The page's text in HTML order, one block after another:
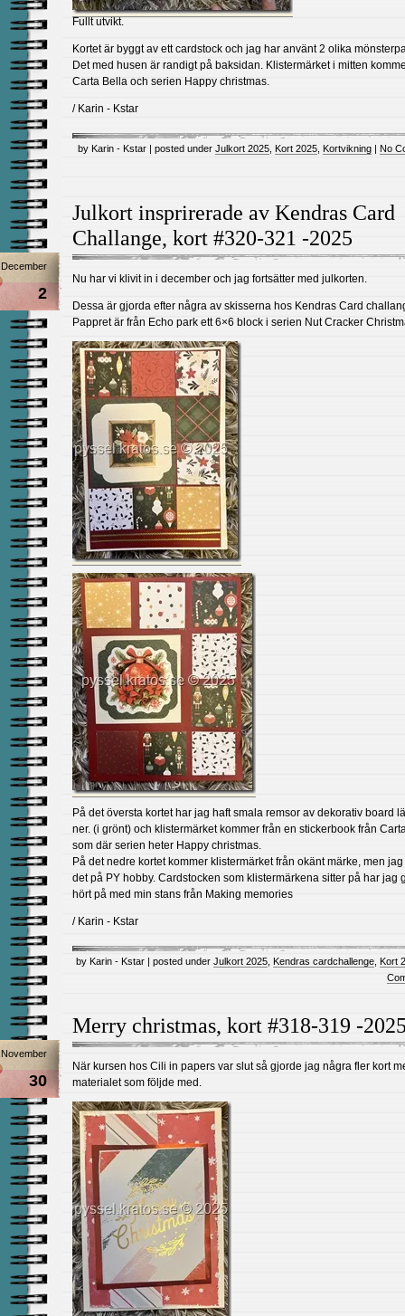
Fullt utvikt.
Kortet är byggt av ett cardstock och jag har använt 2 olika
Det med husen är randigt på baksidan. Klistermärket i mitten
Carta Bella och serien Happy christmas.
/ Karin - Kstar
by Karin - Kstar | posted under Julkort 2025 Kort 2025 Kortvikning | No
Julkort insprirerade av Kendras Card
Challange, kort #320-321 -2025
December
2
Nu har vi klivit in i december och jag fortsätter med julkorten.
Dessa är gjorda efter några av skisserna hos Kendras Card
Pappret är från Echo park ett 6×6 block i serien Nut Cracker
På det översta kortet har jag haft smala remsor av dekorativ board
ner. (i grönt) och klistermärket kommer från en stickerbook från
som där serien heter Happy christmas.
På det nedre kortet kommer klistermärket från okänt märke, men
det på PY hobby. Cardstocken som klistermärkena sitter på har jag
hört på med min stans från Making memories
/ Karin - Kstar
by Karin - Kstar | posted under Julkort 2025 Kendras cardchallenge Kort
Merry christmas, kort #318-319 -
November
30
När kursen hos Cili in papers var slut så gjorde jag några fler kort
materialet som följde med.